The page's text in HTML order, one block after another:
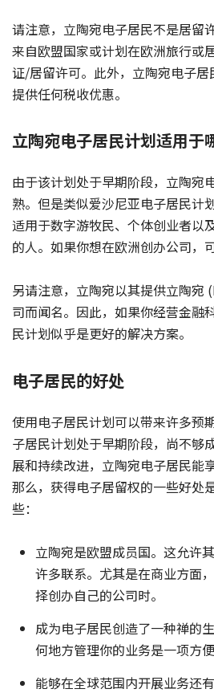
请注意，立陶宛电子居民不是居留
来自欧盟国家或计划在欧洲旅行或
证/居留许可。此外，立陶宛电子居
提供任何税收优惠。
立陶宛电子居民计划适用于
由于该计划处于早期阶段，立陶宛
熟。但是类似爱沙尼亚电子居民计
适用于数字游牧民、个体创业者以
的人。如果你想在欧洲创办公司，
另请注意，立陶宛以其提供立陶宛
司而闻名。因此，如果你经营金融
民计划似乎是更好的解决方案。
电子居民的好处
使用电子居民计划可以带来许多预
子居民计划处于早期阶段，尚不够
展和持续改进，立陶宛电子居民能
那么，获得电子居留权的一些好处
些：
立陶宛是欧盟成员国。这允许
许多联系。尤其是在商业方面
择创办自己的公司时。
成为电子居民创造了一种禅的
何地方管理你的业务是一项方
能够在全球范围内开展业务还